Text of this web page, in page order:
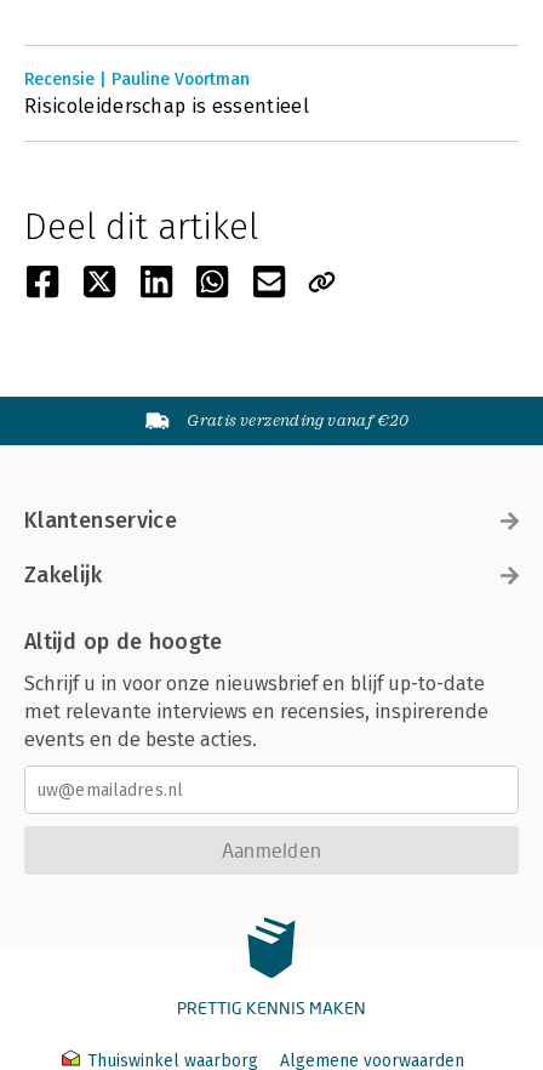
Recensie | Pauline Voortman
Risicoleiderschap is essentieel
Deel dit artikel
Gratis verzending vanaf €20
Klantenservice
Zakelijk
Altijd op de hoogte
Schrijf u in voor onze nieuwsbrief en blijf up-to-date
met relevante interviews en recensies, inspirerende
events en de beste acties.
Aanmelden
PRETTIG KENNIS MAKEN
Thuiswinkel waarborg Algemene voorwaarden